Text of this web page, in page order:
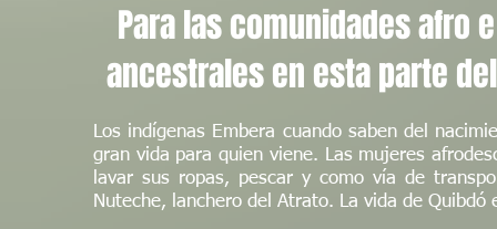
Para las comunidades afro
ancestrales en esta parte
Los indígenas Embera cuando saben del
gran vida para quien viene. Las mujeres
lavar sus ropas, pescar y como vía de
Nuteche, lanchero del Atrato. La vida de